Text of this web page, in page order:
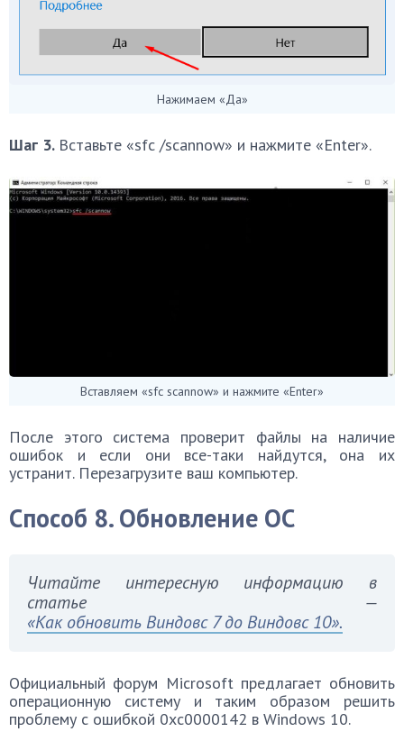
Нажимаем «Да»
Шаг 3. Вставьте «sfc /scannow» и нажмите «Enter».
Вставляем «sfc scannow» и нажмите «Enter»
После этого система проверит файлы на наличие
ошибок и если они все-таки найдутся, она их
устранит. Перезагрузите ваш компьютер.
Способ 8. Обновление ОС
Читайте интересную информацию в
статье —
«Как обновить Виндовс 7 до Виндовс 10».
Официальный форум Microsoft предлагает обновить
операционную систему и таким образом решить
проблему с ошибкой 0хс0000142 в Windows 10.